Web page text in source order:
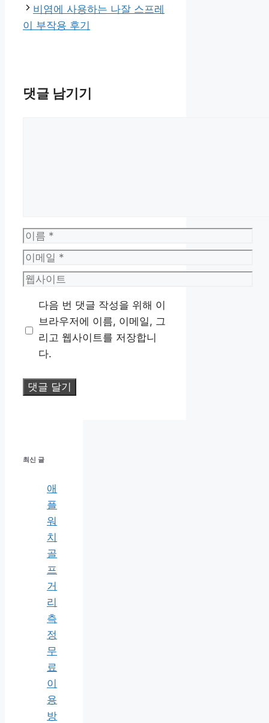
비염에 사용하는 나잘 스프레
이 부작용 후기
댓글 남기기
이
름
이
메
일
웹
트
다음 번 댓글 작성을 위해 이
브라우저에 이름, 이메일, 그
리고 웹사이트를 저장합니
다.
최신 글
애
플
워
치
골
프
거
리
측
정
무
료
이
용
방